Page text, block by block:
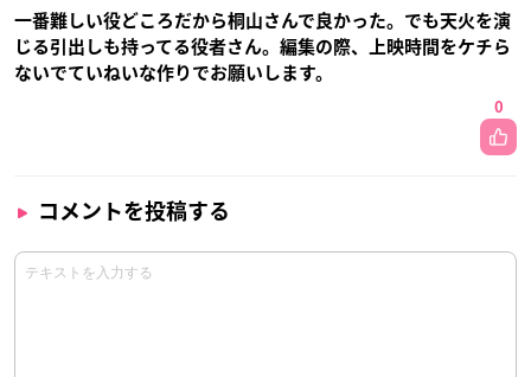
一番難しい役どころだから桐山さんで良かった。でも天火を演
じる引出しも持ってる役者さん。編集の際、上映時間をケチら
ないでていねいな作りでお願いします。
0
コメントを投稿する